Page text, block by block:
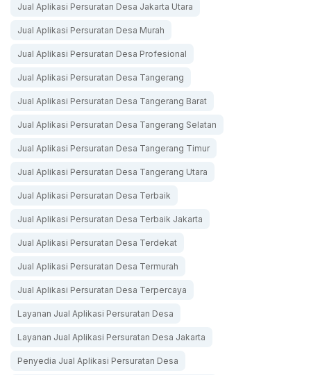
Jual Aplikasi Persuratan Desa Jakarta Utara
Jual Aplikasi Persuratan Desa Murah
Jual Aplikasi Persuratan Desa Profesional
Jual Aplikasi Persuratan Desa Tangerang
Jual Aplikasi Persuratan Desa Tangerang Barat
Jual Aplikasi Persuratan Desa Tangerang Selatan
Jual Aplikasi Persuratan Desa Tangerang Timur
Jual Aplikasi Persuratan Desa Tangerang Utara
Jual Aplikasi Persuratan Desa Terbaik
Jual Aplikasi Persuratan Desa Terbaik Jakarta
Jual Aplikasi Persuratan Desa Terdekat
Jual Aplikasi Persuratan Desa Termurah
Jual Aplikasi Persuratan Desa Terpercaya
Layanan Jual Aplikasi Persuratan Desa
Layanan Jual Aplikasi Persuratan Desa Jakarta
Penyedia Jual Aplikasi Persuratan Desa